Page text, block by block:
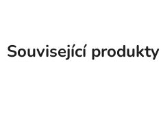
Související produkty